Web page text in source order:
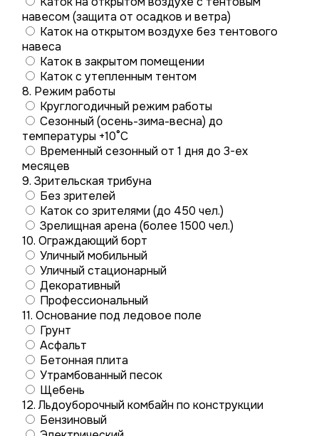
навесом (защита от осадков и ветра)
Каток на открытом воздухе без тентового
навеса
Каток в закрытом помещении
Каток с утепленным тентом
8. Режим работы
Круглогодичный режим работы
Сезонный (осень-зима-весна) до
температуры +10°C
Временный сезонный от 1 дня до 3-ех
месяцев
9. Зрительская трибуна
Без зрителей
Каток со зрителями (до 450 чел.)
Зрелищная арена (более 1500 чел.)
10. Ограждающий борт
Уличный мобильный
Уличный стационарный
Декоративный
Профессиональный
11. Основание под ледовое поле
Грунт
Асфальт
Бетонная плита
Утрамбованный песок
Щебень
12. Льдоуборочный комбайн по конструкции
Бензиновый